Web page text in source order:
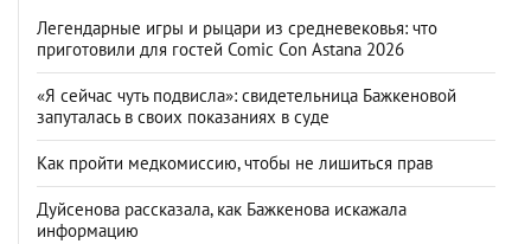
Легендарные игры и рыцари из средневековья: что
приготовили для гостей Comic Con Astana 2026
«Я сейчас чуть подвисла»: свидетельница Бажкеновой
запуталась в своих показаниях в суде
Как пройти медкомиссию, чтобы не лишиться прав
Дуйсенова рассказала, как Бажкенова искажала
информацию